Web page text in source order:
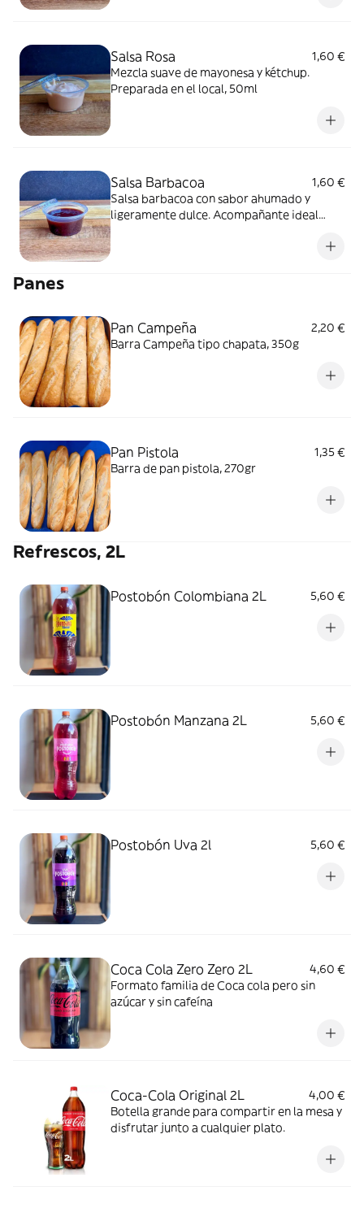
Salsa Rosa
1,60 €
Mezcla suave de mayonesa y kétchup.
Preparada en el local, 50ml
Salsa Barbacoa
1,60 €
Salsa barbacoa con sabor ahumado y
ligeramente dulce. Acompañante ideal
Panes
Pan Campeña
2,20 €
Barra Campeña tipo chapata, 350g
Pan Pistola
1,35 €
Barra de pan pistola, 270gr
Refrescos, 2L
Postobón Colombiana 2L 5,60 €
Postobón Manzana 2L 5,60 €
Postobón Uva 2l 5,60 €
Coca Cola Zero Zero 2L
4,60 €
Formato familia de Coca cola pero sin
azúcar y sin cafeína
Coca-Cola Original 2L
4,00 €
Botella grande para compartir en la mesa y
disfrutar junto a cualquier plato.